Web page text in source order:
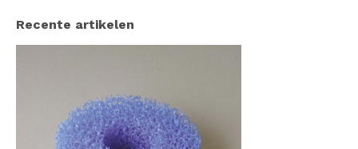
Recente artikelen